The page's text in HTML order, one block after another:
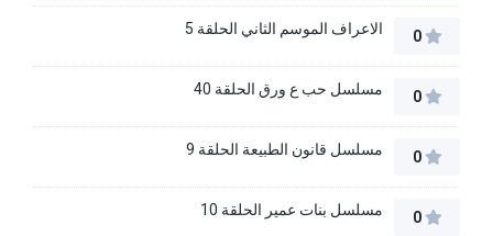
0 الاعراف الموسم الثاني الحلقة 5
0 مسلسل حب ع ورق الحلقة 40
0 مسلسل قانون الطبيعة الحلقة 9
0 مسلسل بنات عمير الحلقة 10